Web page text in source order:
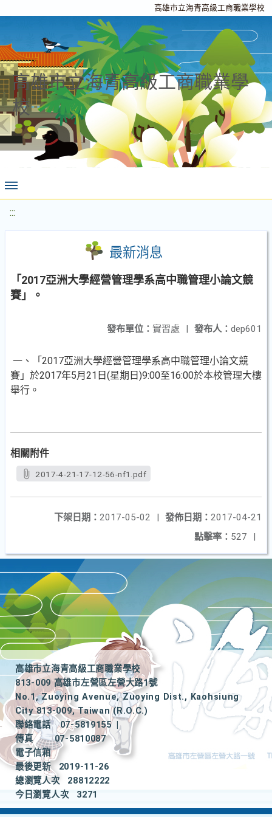
高雄市立海青高級工商職業學校
高雄市立海青高級工商職業學
校
:::
最新消息
「2017亞洲大學經營管理學系高中職管理小論文競
賽」。
發布人： dep601
發布單位： 實習處 |
一、「2017亞洲大學經營管理學系高中職管理小論文競
賽」於2017年5月21日(星期日)9:00至16:00於本校管理大樓
舉行。
相關附件
2017-4-21-17-12-56-nf1.pdf
發佈日期： 2017-04-21
下架日期： 2017-05-02
|
點擊率： 527 |
高雄市立海青高級工商職業學校
813-009 高雄市左營區左營大路1號
No.1, Zuoying Avenue, Zuoying Dist., Kaohsiung
City 813-009, Taiwan (R.O.C.)
聯絡電話
07-5819155
|
傳真
07-5810087
電子信箱
最後更新
2019-11-26
總瀏覽人次
28812222
今日瀏覽人次
3271